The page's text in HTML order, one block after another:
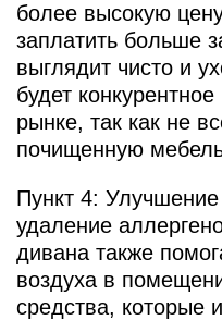
более высокую
заплатить больше
выглядит чисто и
будет
рынке, так как не
почищенную
Пункт 4: Улучшение
удаление
дивана также
воздуха в
средства, которые